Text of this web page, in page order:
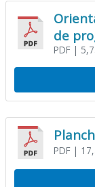
de
PDF|
PDF|